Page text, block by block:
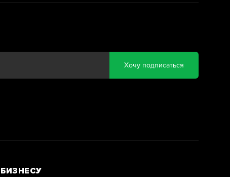
Хочу подписаться
БИЗНЕСУ